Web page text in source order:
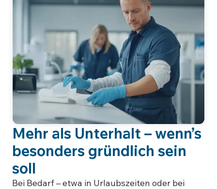
Mehr als Unterhalt – wenn’s
besonders gründlich sein
soll
Bei Bedarf – etwa in Urlaubszeiten oder bei